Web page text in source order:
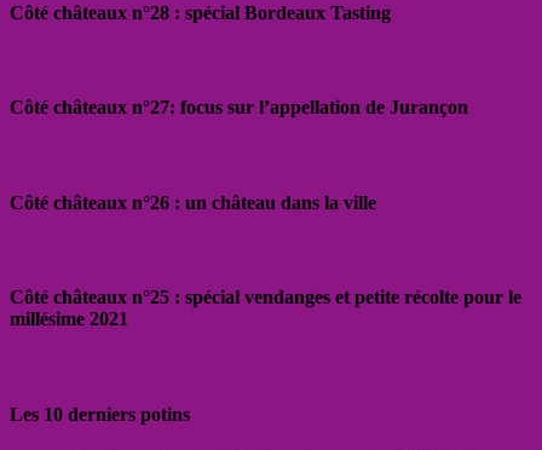
Côté châteaux n°28 : spécial Bordeaux Tasting
Côté châteaux n°27: focus sur l’appellation de Jurançon
Côté châteaux n°26 : un château dans la ville
Côté châteaux n°25 : spécial vendanges et petite récolte pour le
millésime 2021
Les 10 derniers potins